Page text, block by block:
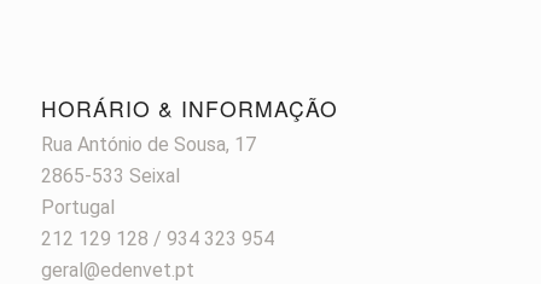
HORÁRIO & INFORMAÇÃO
Rua António de Sousa, 17
2865-533 Seixal
Portugal
212 129 128 / 934 323 954
geral@edenvet.pt